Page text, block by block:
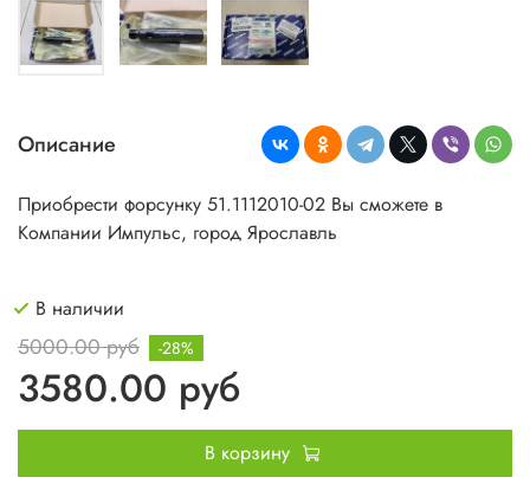
Описание
Приобрести форсунку 51.1112010-02 Вы сможете в
Компании Импульс, город Ярославль
В наличии
5000.00 руб
3580.00 руб
-28%
В корзину